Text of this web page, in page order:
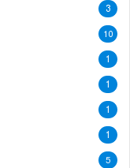
3
10
1
1
1
1
5